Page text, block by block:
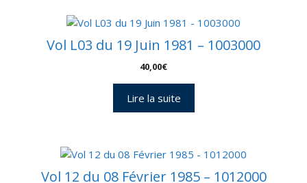
Vol L03 du 19 Juin 1981 – 1003000
40,00€
Lire la suite
Vol 12 du 08 Février 1985 – 1012000